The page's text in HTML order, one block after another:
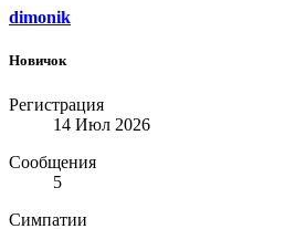
dimonik
Новичок
Регистрация
14 Июл 2026
Сообщения
5
Симпатии